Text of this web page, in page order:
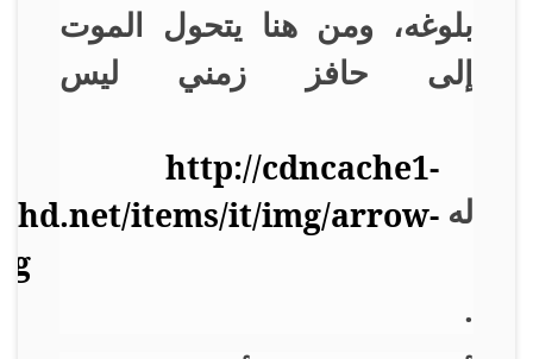
بلوغه، ومن هنا يتحول الموت
إلى حافز زمني ليس
له
.